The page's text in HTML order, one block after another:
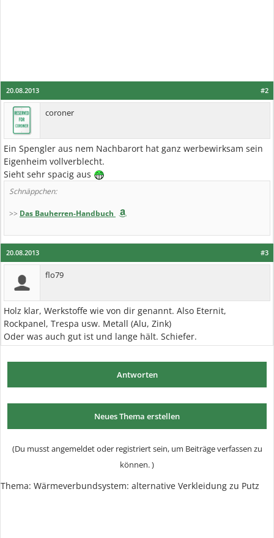
#2
20.08.2013
coroner
Ein Spengler aus nem Nachbarort hat ganz werbewirksam sein
Eigenheim vollverblecht.
Sieht sehr spacig aus
Schnäppchen:
>> Das Bauherren-Handbuch
#3
20.08.2013
flo79
Holz klar, Werkstoffe wie von dir genannt. Also Eternit,
Rockpanel, Trespa usw. Metall (Alu, Zink)
Oder was auch gut ist und lange hält. Schiefer.
Antworten
Neues Thema erstellen
(Du musst angemeldet oder registriert sein, um Beiträge verfassen zu
können. )
Thema: Wärmeverbundsystem: alternative Verkleidung zu Putz